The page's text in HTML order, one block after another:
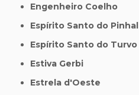
Engenheiro Coelho
Espírito Santo do Pinhal
Espírito Santo do Turvo
Estiva Gerbi
Estrela d'Oeste